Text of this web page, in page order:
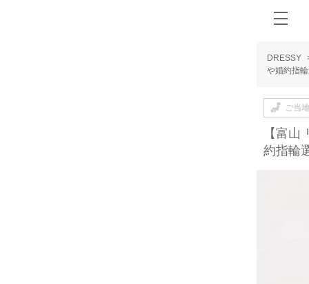
DRESSY
や婚約指
ご当
【富
約指輪